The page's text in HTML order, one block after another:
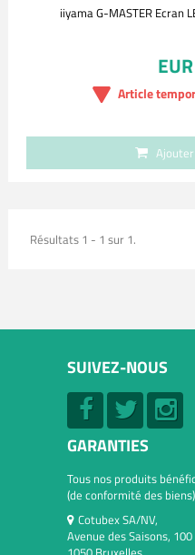
iiyama G-MASTER Ecran
Article
Résultats 1 - 1 sur 1.
SUIVEZ-NOUS
GARANTIES
Tous nos produits
(de conformité des
Cotubex SA/NV,
Avenue des Saisons, 100